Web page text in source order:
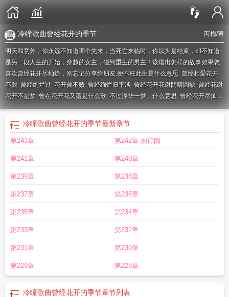
芮梅/著
冷瞳歌曲曾经花开的季节
明天和意外，你永远不知道哪个先来，当死亡来临时，你以为是结束，却不知道
是另一段人生的开始，穿越的女主，碰到重生的男主！该谱出怎样的故事如果您
喜欢曾经花开尽灿烂，别忘记分享给朋友.便不枉此生是什么意思 曾经相爱花开
不败 曾经绚烂过 花开曾不败 曾经绚烂归平淡 曾经花开花谢阴晴圆缺 曾经花谢
花开不是梦 曾在花开花又落是什么歌 不过浮华一梦。什么意思 曾经花开尽灿烂
芮梅曾经花开的季节曾经花开花落的美丽曾经灿烂曾在花开花又落如今花开
花落自有时
不过浮华一梦 曾经花落又花开下一句
的花开花落
遥相顾不曾将折 曾经花开花落的美丽什么歌
冷瞳歌曲曾经花开的季节最新章节
第243章 第242章 勿订阅
第241章 第240章
第239章 第238章
第237章 第236章
第235章 第234章
第233章 第232章
第231章 第230章
第229章 第228章
冷瞳歌曲曾经花开的季节章节列表